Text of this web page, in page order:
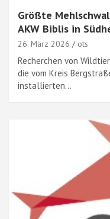
Größte
AKW Biblis in
26. März 2026 ots
Recherchen von
die vom Kreis
installierten…